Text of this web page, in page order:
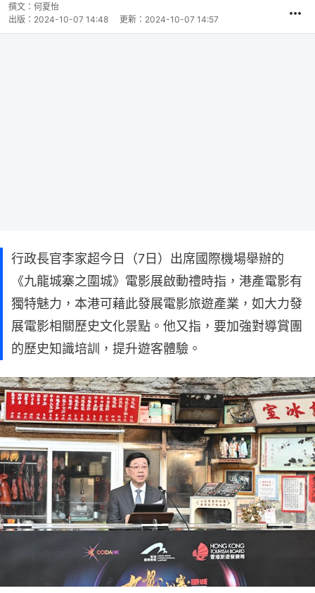
撰文： 何夏怡
出版： 2024-10-07 14:48 更新： 2024-10-07 14:57
行政長官李家超今日（7日）出席國際機場舉辦的
《九龍城寨之圍城》電影展啟動禮時指，港產電影有
獨特魅力，本港可藉此發展電影旅遊產業，如大力發
展電影相關歷史文化景點。他又指，要加強對導賞團
的歷史知識培訓，提升遊客體驗。